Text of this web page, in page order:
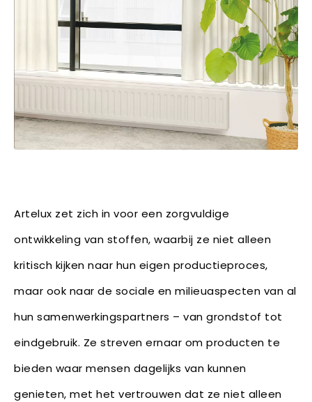
Artelux zet zich in voor een zorgvuldige
ontwikkeling van stoffen, waarbij ze niet alleen
kritisch kijken naar hun eigen productieproces,
maar ook naar de sociale en milieuaspecten van al
hun samenwerkingspartners – van grondstof tot
eindgebruik. Ze streven ernaar om producten te
bieden waar mensen dagelijks van kunnen
genieten, met het vertrouwen dat ze niet alleen